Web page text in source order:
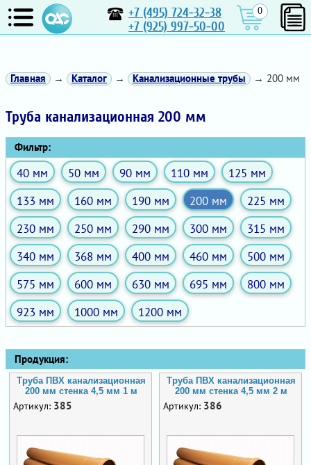
+7 (495) 724-32-38
+7 (925) 997-50-00
0
Главная → Каталог → Канализационные трубы → 200 мм
Труба канализационная 200 мм
Фильтр:
40 мм 50 мм 90 мм 110 мм
125 мм
133 мм
160 мм 190 мм 200 мм
225 мм
230 мм
250 мм 290 мм 300 мм
315 мм
340 мм
368 мм 400 мм 460 мм
500 мм
575 мм
600 мм 630 мм 695 мм
800 мм
923 мм
1000 мм 1200 мм
Продукция:
Труба ПВХ канализационная
200 мм стенка 4,5 мм 1 м
Артикул: 385
Труба ПВХ канализационная
200 мм стенка 4,5 мм 2 м
Артикул: 386